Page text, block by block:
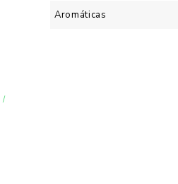
/
Categorias